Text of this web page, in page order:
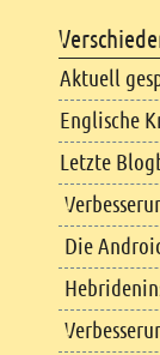
Aktuell
Englische
Letzte
Die